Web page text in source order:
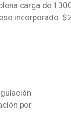
carga de
incorporado.
por